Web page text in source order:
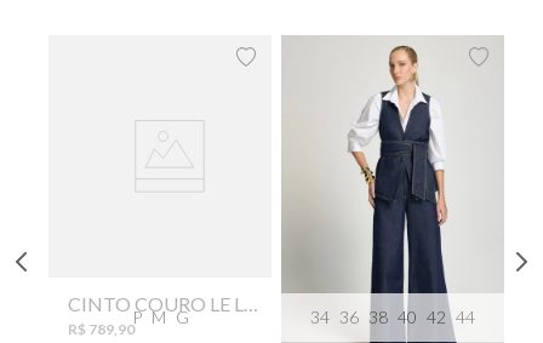
P M G
CINTO COURO LE LIS SUKI FEMININO
R$ 789,90
34 36 38 40 42 44